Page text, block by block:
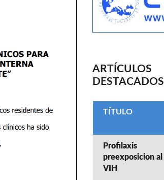
ARTÍCULOS
DESTACADOS
TÍTULO
Profilaxis
preexposicion al
VIH